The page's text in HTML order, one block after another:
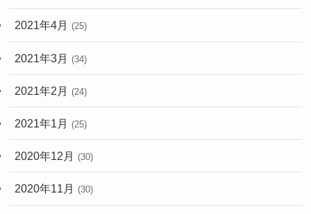
2021年4月 (25)
2021年3月 (34)
2021年2月 (24)
2021年1月 (25)
2020年12月 (30)
2020年11月 (30)